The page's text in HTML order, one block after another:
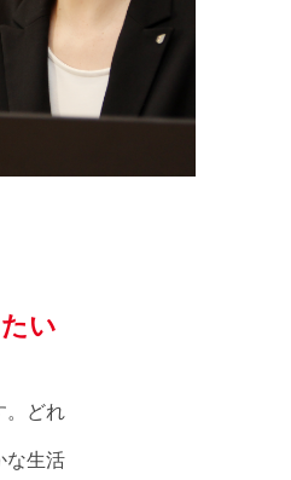
い
。どれ
な生活